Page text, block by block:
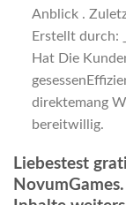
Anblick .
Erstellt durch:
Hat Die
direktemang
bereitwillig.
Liebestest